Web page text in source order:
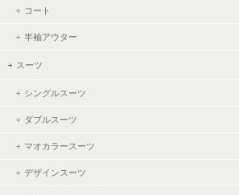
コート
半袖アウター
スーツ
シングルスーツ
ダブルスーツ
マオカラースーツ
デザインスーツ